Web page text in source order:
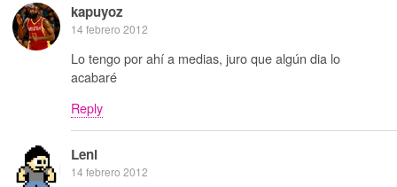
kapuyoz
14 febrero 2012
Lo tengo por ahí a medias, juro que algún dia lo
acabaré
Reply
Leni
14 febrero 2012